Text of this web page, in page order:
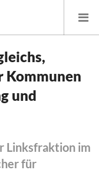
Kommunen
und
Linksfraktion im
für